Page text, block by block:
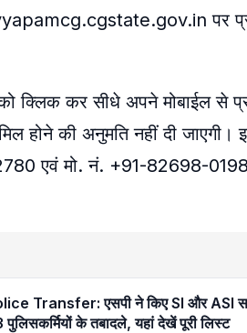
vyapamcg.cgstate.gov.in पर
क्लिक कर सीधे अपने मोबाईल से
होने की अनुमति नहीं दी जाएगी।
एवं मो. नं. +91-82698-
Transfer: एसपी ने किए SI और ASI समेत
पुलिसकर्मियों के तबादले, यहां देखें पूरी लिस्ट